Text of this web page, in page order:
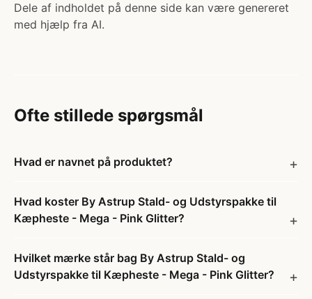
Dele af indholdet på denne side kan være genereret
med hjælp fra AI.
Ofte stillede spørgsmål
Hvad er navnet på produktet?
Hvad koster By Astrup Stald- og Udstyrspakke til
Kæpheste - Mega - Pink Glitter?
Hvilket mærke står bag By Astrup Stald- og
Udstyrspakke til Kæpheste - Mega - Pink Glitter?